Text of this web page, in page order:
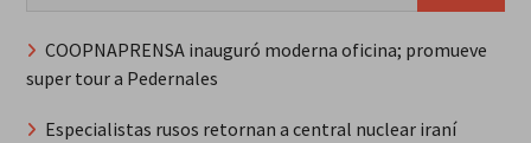
COOPNAPRENSA inauguró moderna oficina; promueve
super tour a Pedernales
Especialistas rusos retornan a central nuclear iraní